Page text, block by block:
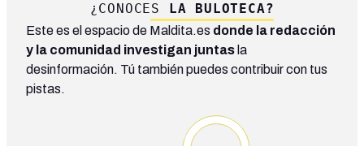
¿CONOCES LA BULOTECA?
Este es el espacio de Maldita.es donde la redacción
y la comunidad investigan juntas la
desinformación. Tú también puedes contribuir con tus
pistas.